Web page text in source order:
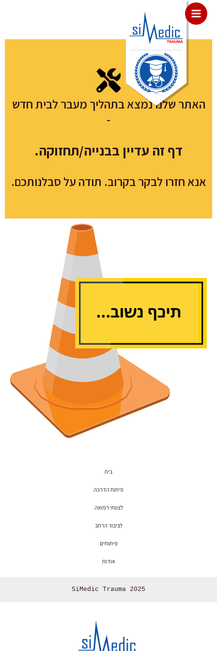
לתוכן
האתר שלנו נמצא בתהליך מעבר לבית חדש
-
דף זה עדיין בבנייה/תחזוקה.
אנא חזרו לבקר בקרוב. תודה על סבלנותכם.
בית
פיתוח הדרכה
לצוותי רפואה
לציבור הרחב
פיתוחים
אודות
SiMedic Trauma 2025